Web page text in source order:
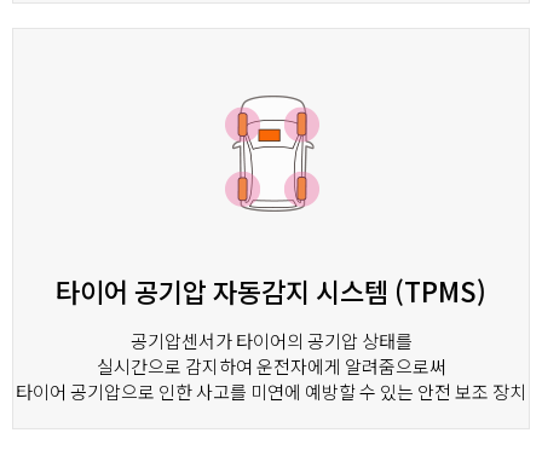
타이어 공기압 자동감지 시스템 (TPMS)
공기압센서가 타이어의 공기압 상태를
실시간으로 감지하여 운전자에게 알려줌으로써
타이어 공기압으로 인한 사고를 미연에 예방할 수 있는 안전 보조 장치